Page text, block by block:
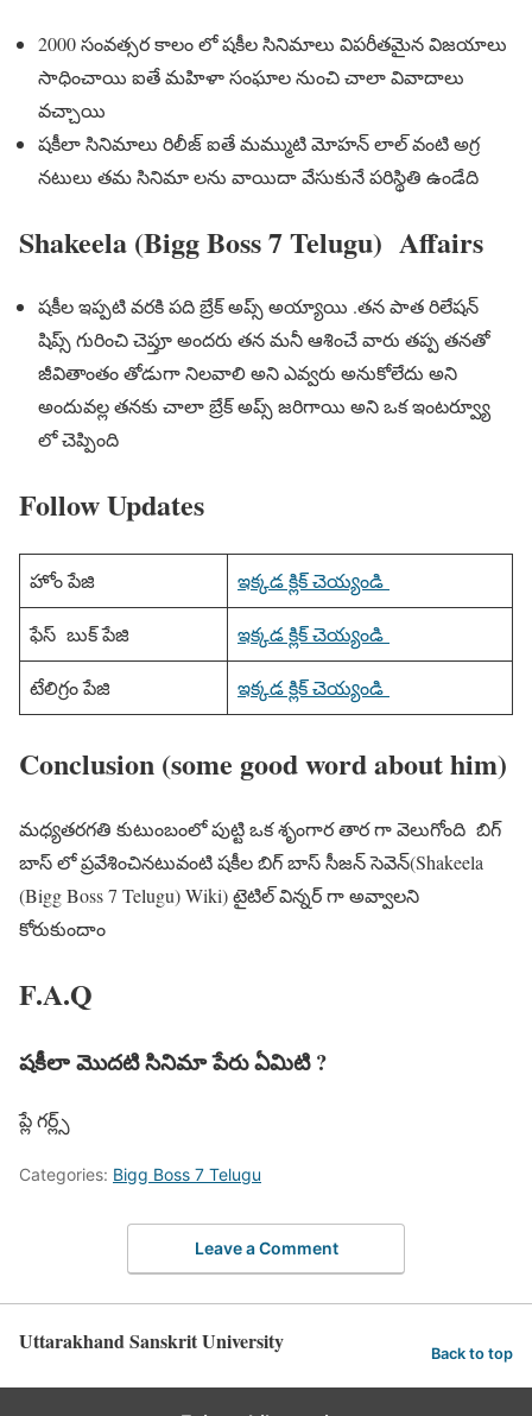
2000 సంవత్సర కాలం లో షకీల సినిమాలు విపరీతమైన విజయాలు
సాధించాయి ఐతే మహిళా సంఘాల నుంచి చాలా వివాదాలు
వచ్చాయి
షకీలా సినిమాలు రిలీజ్ ఐతే మమ్ముటి మోహన్ లాల్ వంటి అగ్ర
నటులు తమ సినిమా లను వాయిదా వేసుకునే పరిస్థితి ఉండేది
Shakeela (Bigg Boss 7 Telugu) Affairs
షకీల ఇప్పటి వరకి పది బ్రేక్ అప్స్ అయ్యాయి .తన పాత రిలేషన్
షిప్స్ గురించి చెప్తూ అందరు తన మనీ ఆశించే వారు తప్ప తనతో
జీవితాంతం తోడుగా నిలవాలి అని ఎవ్వరు అనుకోలేదు అని
అందువల్ల తనకు చాలా బ్రేక్ అప్స్ జరిగాయి అని ఒక ఇంటర్వ్యూ
లో చెప్పింది
Follow Updates
హోం పేజి ఇక్కడ క్లిక్ చెయ్యండి
ఫేస్ బుక్ పేజి ఇక్కడ క్లిక్ చెయ్యండి
టేలిగ్రం పేజి ఇక్కడ క్లిక్ చెయ్యండి
Conclusion (some good word about him)
మధ్యతరగతి కుటుంబంలో పుట్టి ఒక శృంగార తార గా వెలుగోంది బిగ్
బాస్ లో ప్రవేశించినటువంటి షకీల బిగ్ బాస్ సీజన్ సెవెన్(Shakeela
(Bigg Boss 7 Telugu) Wiki) టైటిల్ విన్నర్ గా అవ్వాలని
కోరుకుందాం
F.A.Q
షకీలా మొదటి సినిమా పేరు ఏమిటి ?
ప్లే గర్ల్స్
Categories: Bigg Boss 7 Telugu
Leave a Comment
Uttarakhand Sanskrit University Back to top